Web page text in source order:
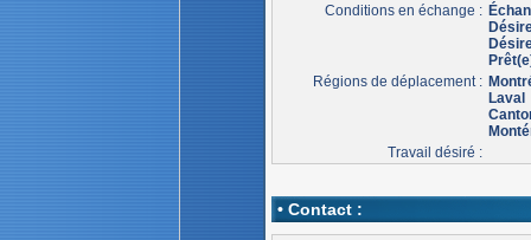
Conditions en échange :
Régions de déplacement :
Laval
Travail désiré :
• Contact :